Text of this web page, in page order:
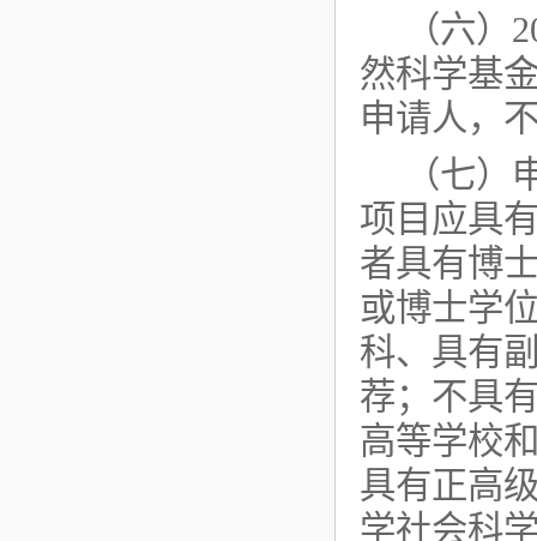
（六
然科学基
申请人，
（七
项目应具
者具有博
或博士学
科、具有
荐；不具
高等学校
具有正高
学社会科